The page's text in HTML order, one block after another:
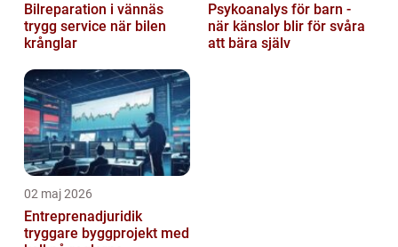
Bilreparation i vännäs
trygg service när bilen
krånglar
Psykoanalys för barn -
när känslor blir för svåra
att bära själv
02 maj 2026
Entreprenadjuridik
tryggare byggprojekt med